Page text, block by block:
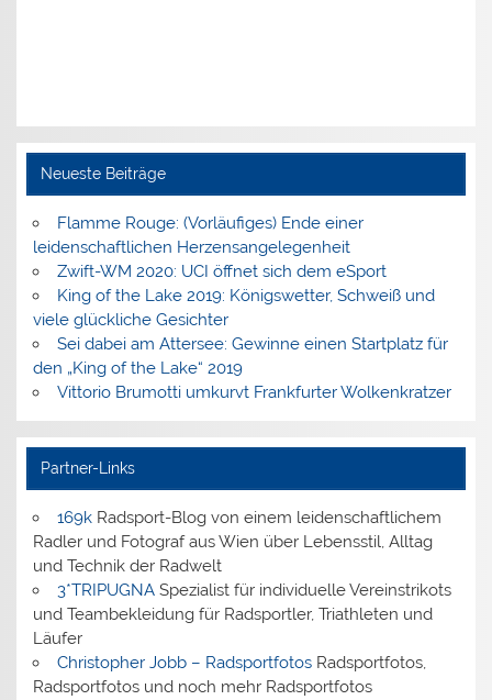
Neueste Beiträge
Flamme Rouge: (Vorläufiges) Ende einer
leidenschaftlichen Herzensangelegenheit
Zwift-WM 2020: UCI öffnet sich dem eSport
King of the Lake 2019: Königswetter, Schweiß und
viele glückliche Gesichter
Sei dabei am Attersee: Gewinne einen Startplatz für
den „King of the Lake“ 2019
Vittorio Brumotti umkurvt Frankfurter Wolkenkratzer
Partner-Links
169kRadsport-Blog von einem leidenschaftlichem
Radler und Fotograf aus Wien über Lebensstil, Alltag
und Technik der Radwelt
3*TRIPUGNASpezialist für individuelle Vereinstrikots
und Teambekleidung für Radsportler, Triathleten und
Läufer
Christopher Jobb – RadsportfotosRadsportfotos,
Radsportfotos und noch mehr Radsportfotos